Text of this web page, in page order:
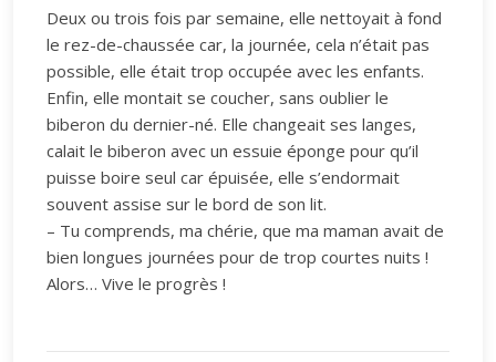
Deux ou trois fois par semaine, elle nettoyait à fond
le rez-de-chaussée car, la journée, cela n’était pas
possible, elle était trop occupée avec les enfants.
Enfin, elle montait se coucher, sans oublier le
biberon du dernier-né. Elle changeait ses langes,
calait le biberon avec un essuie éponge pour qu’il
puisse boire seul car épuisée, elle s’endormait
souvent assise sur le bord de son lit.
– Tu comprends, ma chérie, que ma maman avait de
bien longues journées pour de trop courtes nuits !
Alors… Vive le progrès !